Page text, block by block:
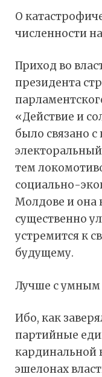
О
численности
Приход во
президента
«Действие и
было связано
тем
социально-
Молдове и она
существенно
устремится к
будущему.
Лучше с умным
Ибо, как
партийные
кардинальной
эшелонах